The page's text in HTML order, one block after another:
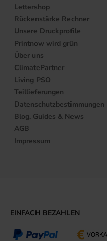
Lettershop
Rückenstärke Rechner
Unsere Druckprofile
Printnow wird grün
Über uns
ClimatePartner
Living PSO
Teillieferungen
Datenschutzbestimmungen
Blog, Guides & News
AGB
Impressum
EINFACH BEZAHLEN